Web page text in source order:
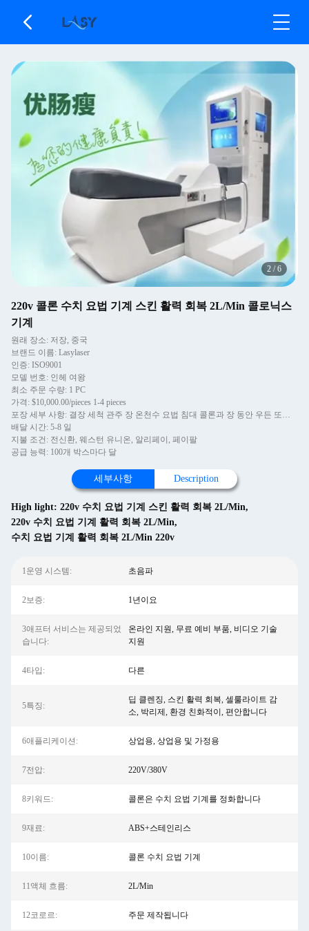
3 /6
220v 콜론 수치 요법 기계 스킨 활력 회복 2L/Min 콜로닉스
기계
원래 장소: 저장, 중국
브랜드 이름: Lasylaser
인증: ISO9001
모델 번호: 인헤 여왕
최소 주문 수량: 1 PC
가격: $10,000.00/pieces 1-4 pieces
포장 세부 사항: 결장 세척 관주 장 온천수 요법 침대 콜론과 장 동안 우든 또는 알리미니우메 경우 의약 튜브는 수치 요법 기계를 정화합니다
배달 시간: 5-8 일
지불 조건: 전신환, 웨스턴 유니온, 알리페이, 페이팔
공급 능력: 100개 박스마다 달
세부사항 Description
High light: 220v 수치 요법 기계 스킨 활력 회복 2L/Min,
220v 수치 요법 기계 활력 회복 2L/Min,
수치 요법 기계 활력 회복 2L/Min 220v
1운영 시스템: 초음파
2보증: 1년이요
3애프터 서비스는 제공되었
습니다:
온라인 지원, 무료 예비 부품, 비디오 기술
지원
4타입: 다른
5특징:
딥 클렌징, 스킨 활력 회복, 셀룰라이트 감
소, 박리제, 환경 친화적이, 편안합니다
6애플리케이션: 상업용, 상업용 및 가정용
7전압: 220V/380V
8키워드: 콜론은 수치 요법 기계를 정화합니다
9재료: ABS+스테인리스
10이름: 콜론 수치 요법 기계
11액체 흐름: 2L/Min
12코로르: 주문 제작됩니다